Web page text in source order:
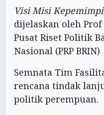
Visi Misi
dijelaskan oleh
Pusat Riset Politik
Nasional (PRP BRIN)
Semnata Tim
rencana tindak
politik perempuan.